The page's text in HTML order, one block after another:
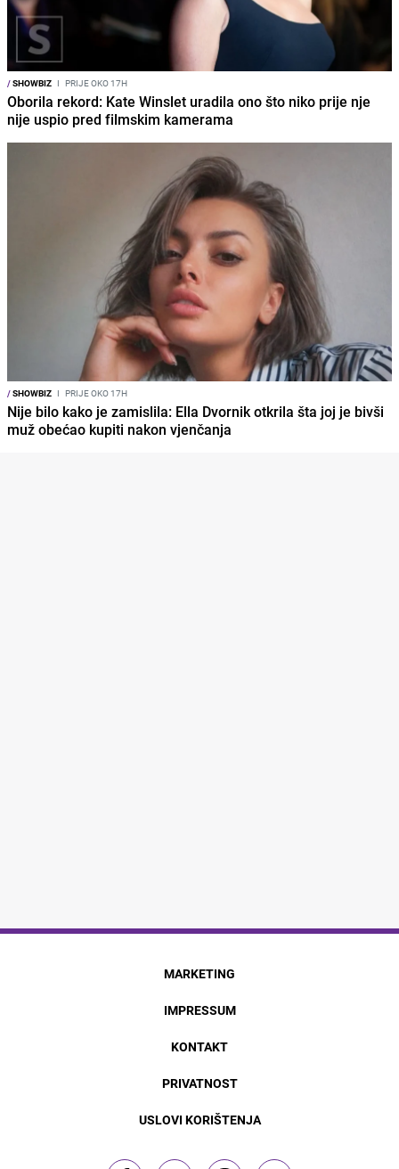
/SHOWBIZ I PRIJE OKO 17H
Oborila rekord: Kate Winslet uradila ono što niko prije nje
nije uspio pred filmskim kamerama
/SHOWBIZ I PRIJE OKO 17H
Nije bilo kako je zamislila: Ella Dvornik otkrila šta joj je bivši
muž obećao kupiti nakon vjenčanja
MARKETING
IMPRESSUM
KONTAKT
PRIVATNOST
USLOVI KORIŠTENJA